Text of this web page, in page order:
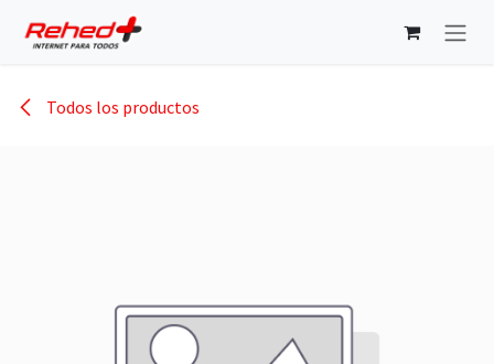
Todos los productos